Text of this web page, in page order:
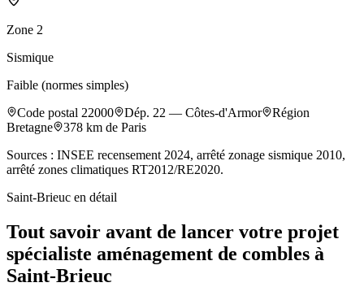
Zone 2
Sismique
Faible (normes simples)
Code postal 22000 Dép. 22 — Côtes-d'Armor
Région
Bretagne
378 km de Paris
Sources : INSEE recensement 2024, arrêté zonage sismique 2010,
arrêté zones climatiques RT2012/RE2020.
Saint-Brieuc en détail
Tout savoir avant de lancer votre projet
spécialiste aménagement de combles à
Saint-Brieuc